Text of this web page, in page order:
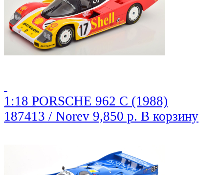
1:18 PORSCHE 962 C (1988)
187413 / Norev 9,850 р. В корзину